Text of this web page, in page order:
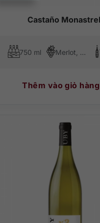
Castaño
750 ml Merlot, Mourvedre
Thêm vào giỏ hàng